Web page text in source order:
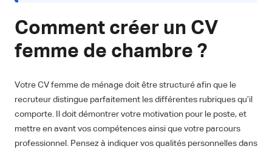
Comment créer un CV
femme de chambre ?
Votre CV femme de ménage doit être structuré afin que le
recruteur distingue parfaitement les différentes rubriques qu’il
comporte. Il doit démontrer votre motivation pour le poste, et
mettre en avant vos compétences ainsi que votre parcours
professionnel. Pensez à indiquer vos qualités personnelles dans